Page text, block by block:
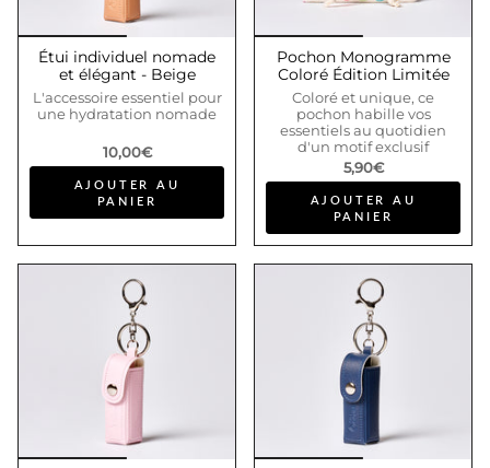
Étui individuel nomade
et élégant - Beige
L'accessoire essentiel pour
une hydratation nomade
10,00€
AJOUTER AU
PANIER
Pochon Monogramme
Coloré Édition Limitée
Coloré et unique, ce
pochon habille vos
essentiels au quotidien
d'un motif exclusif
5,90€
AJOUTER AU
PANIER